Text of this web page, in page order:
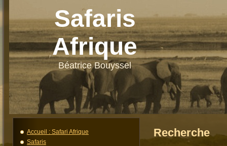
Safaris
Afrique
Béatrice Bouyssel
Accueil : Safari Afrique
Safaris
Recherche